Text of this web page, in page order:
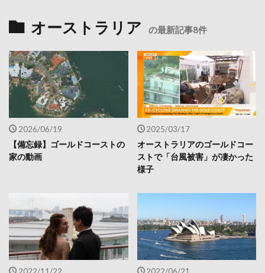
オーストラリア の最新記事8件
2026/06/19
【備忘録】ゴールドコーストの
家の動画
2025/03/17
オーストラリアのゴールドコー
ストで「台風被害」が凄かった
様子